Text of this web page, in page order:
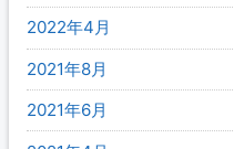
2022年4月
2021年8月
2021年6月